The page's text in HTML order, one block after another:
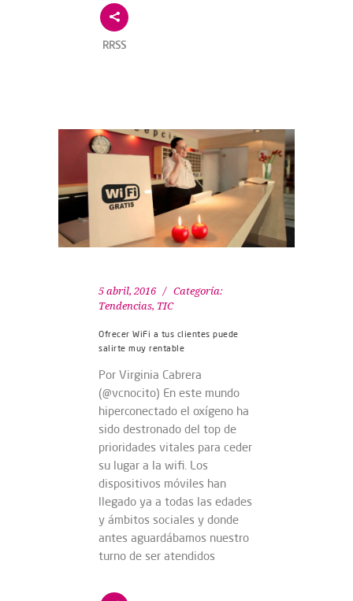
RRSS
5 abril, 2016
Categoría:
Tendencias, TIC
Ofrecer WiFi a tus clientes puede
salirte muy rentable
Por Virginia Cabrera
(@vcnocito) En este mundo
hiperconectado el oxígeno ha
sido destronado del top de
prioridades vitales para ceder
su lugar a la wifi. Los
dispositivos móviles han
llegado ya a todas las edades
y ámbitos sociales y donde
antes aguardábamos nuestro
turno de ser atendidos